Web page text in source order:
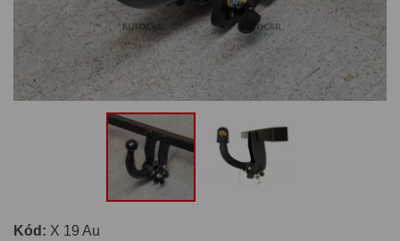
Kód: X 19 Au